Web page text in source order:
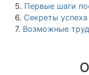
5. Первые шаги
6. Секреты успеха
7. Возможные